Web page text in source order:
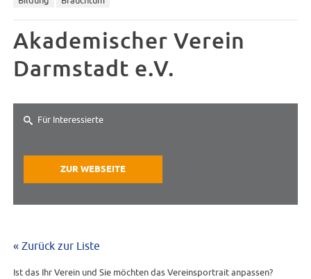
Akademischer Verein
Darmstadt e.V.
Für Interessierte
ZUR WEBSEITE
« Zurück zur Liste
Ist das Ihr Verein und Sie möchten das Vereinsportrait anpassen?